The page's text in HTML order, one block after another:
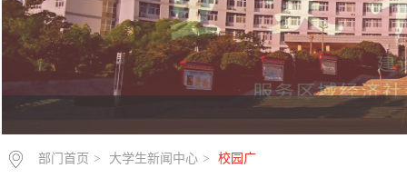
部门首页 > 大学生新闻中心 > 校园广